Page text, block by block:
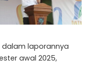
dalam laporannya
awal 2025,